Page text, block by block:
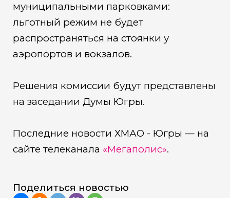
муниципальными парковками:
льготный режим не будет
распространяться на стоянки у
аэропортов и вокзалов.
Решения комиссии будут представлены
на заседании Думы Югры.
Последние новости ХМАО - Югры — на
сайте телеканала «Мегаполис».
Поделиться новостью